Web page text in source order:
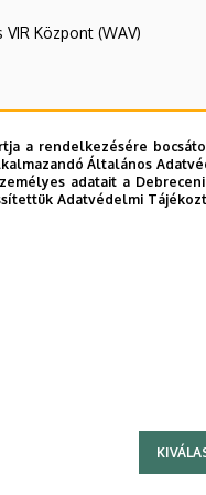
Központ (WAV)
telefonkönyvében
a rendelkezésére
Általános
adatait a
Adatvédelmi